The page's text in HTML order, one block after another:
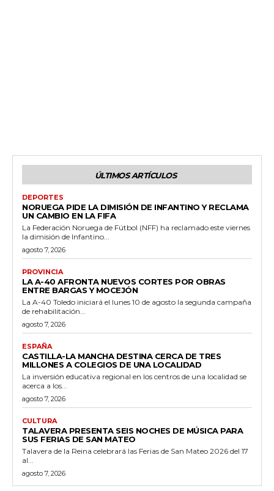
ÚLTIMOS ARTÍCULOS
DEPORTES
NORUEGA PIDE LA DIMISIÓN DE INFANTINO Y RECLAMA
UN CAMBIO EN LA FIFA
La Federación Noruega de Fútbol (NFF) ha reclamado este viernes
la dimisión de Infantino...
agosto 7, 2026
PROVINCIA
LA A-40 AFRONTA NUEVOS CORTES POR OBRAS
ENTRE BARGAS Y MOCEJÓN
La A-40 Toledo iniciará el lunes 10 de agosto la segunda campaña
de rehabilitación...
agosto 7, 2026
ESPAÑA
CASTILLA-LA MANCHA DESTINA CERCA DE TRES
MILLONES A COLEGIOS DE UNA LOCALIDAD
La inversión educativa regional en los centros de una localidad se
acerca a los...
agosto 7, 2026
CULTURA
TALAVERA PRESENTA SEIS NOCHES DE MÚSICA PARA
SUS FERIAS DE SAN MATEO
Talavera de la Reina celebrará las Ferias de San Mateo 2026 del 17
al...
agosto 7, 2026